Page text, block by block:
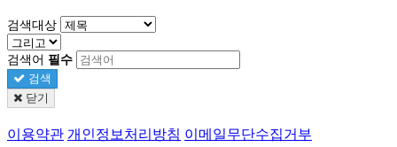
검색대상
검색어 필수
검색
닫기
이용약관 개인정보처리방침 이메일무단수집거부